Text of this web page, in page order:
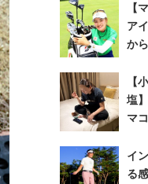
【
ア
か
【
塩
マ
イ
る